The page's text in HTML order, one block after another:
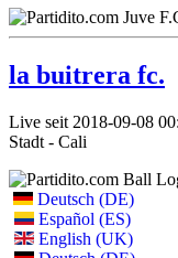
la buitrera fc.
Live seit 2018-09-08
Stadt - Cali
Deutsch (DE)
Español (ES)
English (UK)